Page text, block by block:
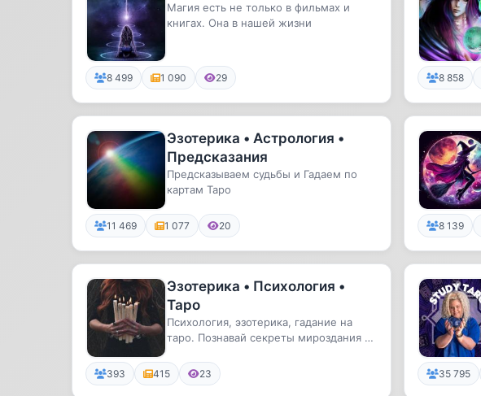
Магия есть не только в фильмах и
книгах. Она в нашей жизни
8 499 1 090 29 8 858
Эзотерика • Астрология •
Предсказания
Предсказываем судьбы и Гадаем по
картам Таро
11 469 1 077 20 8 139
Эзотерика • Психология •
Таро
Психология, эзотерика, гадание на
таро. Познавай секреты мироздания с
393 415 23 35 795